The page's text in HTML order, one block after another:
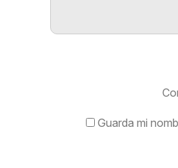
Guarda mi